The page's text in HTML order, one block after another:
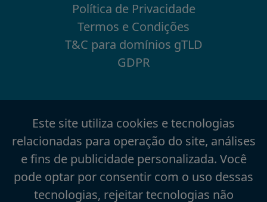
Política de Privacidade
Termos e Condições
T&C para domínios gTLD
GDPR
Este site utiliza cookies e tecnologias
relacionadas para operação do site, análises
e fins de publicidade personalizada. Você
pode optar por consentir com o uso dessas
tecnologias, rejeitar tecnologias não